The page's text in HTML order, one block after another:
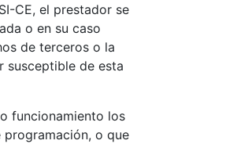
CE, el prestador se
o en su caso
de terceros o la
susceptible de esta
funcionamiento los
o que